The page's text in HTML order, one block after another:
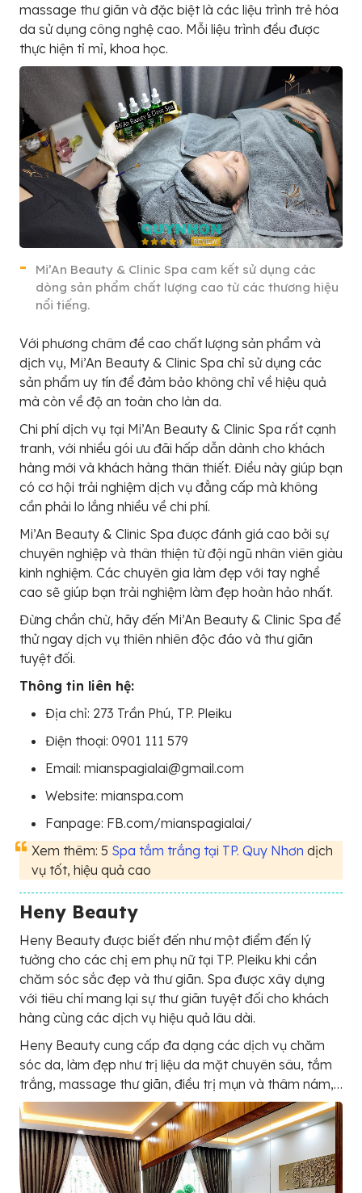
massage thư giãn và đặc biệt là các liệu trình trẻ hóa
da sử dụng công nghệ cao. Mỗi liệu trình đều được
thực hiện tỉ mỉ, khoa học.
Mi’An Beauty & Clinic Spa cam kết sử dụng các
dòng sản phẩm chất lượng cao từ các thương hiệu
nổi tiếng.
Với phương châm đề cao chất lượng sản phẩm và
dịch vụ, Mi’An Beauty & Clinic Spa chỉ sử dụng các
sản phẩm uy tín để đảm bảo không chỉ về hiệu quả
mà còn về độ an toàn cho làn da.
Chi phí dịch vụ tại Mi’An Beauty & Clinic Spa rất cạnh
tranh, với nhiều gói ưu đãi hấp dẫn dành cho khách
hàng mới và khách hàng thân thiết. Điều này giúp bạn
có cơ hội trải nghiệm dịch vụ đẳng cấp mà không
cần phải lo lắng nhiều về chi phí.
Mi’An Beauty & Clinic Spa được đánh giá cao bởi sự
chuyên nghiệp và thân thiện từ đội ngũ nhân viên giàu
kinh nghiệm. Các chuyên gia làm đẹp với tay nghề
cao sẽ giúp bạn trải nghiệm làm đẹp hoàn hảo nhất.
Đừng chần chừ, hãy đến Mi’An Beauty & Clinic Spa để
thử ngay dịch vụ thiên nhiên độc đáo và thư giãn
tuyệt đối.
Thông tin liên hệ:
Địa chỉ: 273 Trần Phú, TP. Pleiku
Điện thoại: 0901 111 579
Email: mianspagialai@gmail.com
Website: mianspa.com
Fanpage: FB.com/mianspagialai/
Xem thêm: 5 Spa tắm trắng tại TP. Quy Nhơn dịch
vụ tốt, hiệu quả cao
Heny Beauty
Heny Beauty được biết đến như một điểm đến lý
tưởng cho các chị em phụ nữ tại TP. Pleiku khi cần
chăm sóc sắc đẹp và thư giãn. Spa được xây dựng
với tiêu chí mang lại sự thư giãn tuyệt đối cho khách
hàng cùng các dịch vụ hiệu quả lâu dài.
Heny Beauty cung cấp đa dạng các dịch vụ chăm
sóc da, làm đẹp như trị liệu da mặt chuyên sâu, tắm
trắng, massage thư giãn, điều trị mụn và thâm nám,…